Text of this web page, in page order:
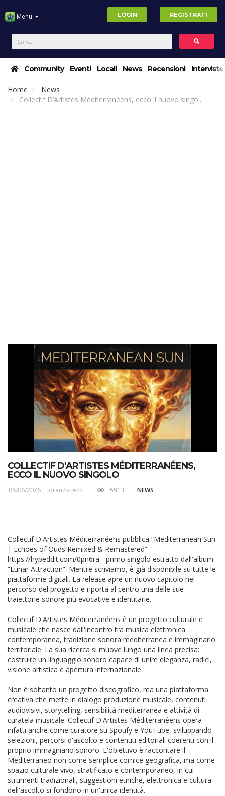
Menu LOGIN REGISTRATI
Community Eventi Locali News Recensioni Interviste
Home
News
Collectif D’Artistes Méditerranéens, ecco il nuovo singo...
COLLECTIF D’ARTISTES MÉDITERRANÉENS,
ECCO IL NUOVO SINGOLO
08/06/2026 | lorenzotiezzi 5913 NEWS
Collectif D'Artistes Méditerranéens pubblica “Mediterranean Sun
| Echoes of Ouds Remixed & Remastered” -
https://hypeddit.com/0pn6ra - primo singolo estratto dall'album
“Lunar Attraction”. Mentre scriviamo, è già disponibile su tutte le
piattaforme digitali. La release apre un nuovo capitolo nel
percorso del progetto e riporta al centro una delle sue
traiettorie sonore più evocative e identitarie.
Collectif D'Artistes Méditerranéens è un progetto culturale e
musicale che nasce dall'incontro tra musica elettronica
contemporanea, tradizione sonora mediterranea e immaginario
territoriale. La sua ricerca si muove lungo una linea precisa:
costruire un linguaggio sonoro capace di unire eleganza, radici,
visione artistica e apertura internazionale.
Non è soltanto un progetto discografico, ma una piattaforma
creativa che mette in dialogo produzione musicale, contenuti
audiovisivi, storytelling, sensibilità mediterranea e attività di
curatela musicale. Collectif D'Artistes Méditerranéens opera
infatti anche come curatore su Spotify e YouTube, sviluppando
selezioni, percorsi d'ascolto e contenuti editoriali coerenti con il
proprio immaginario sonoro. L'obiettivo è raccontare il
Mediterraneo non come semplice cornice geografica, ma come
spazio culturale vivo, stratificato e contemporaneo, in cui
strumenti tradizionali, suggestioni etniche, elettronica e cultura
dell'ascolto si fondono in un'unica identità.